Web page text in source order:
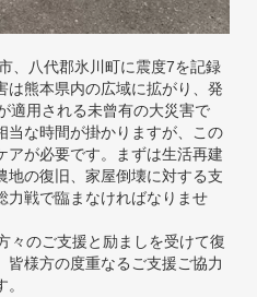
八代郡氷川町に震度7を記録
は熊本県内の広域に拡がり、発
適用される未曾有の大災害で
当な時間が掛かりますが、この
アが必要です。まずは生活再建
地の復旧、家屋倒壊に対する支
力戦で臨まなければなりませ
々のご支援と励ましを受けて復
様方の度重なるご支援ご協力